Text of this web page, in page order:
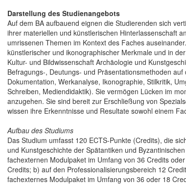
Darstellung des Studienangebots
Auf dem BA aufbauend eignen die Studierenden sich
ihrer materiellen und künstlerischen Hinterlassenschaft
umrissenen Themen im Kontext des Faches
künstlerischer und ikonographischer Merkmale und in
Kultur- und Bildwissenschaft Archäologie und
Befragungs-, Deutungs- und Präsentationsmethoden
Dokumentation, Werkanalyse, Ikonographie, Stilkritik,
Schreiben, Mediendidaktik). Sie vermögen Lücken im
anzugehen. Sie sind bereit zur Erschließung von
wissen ihre Erkenntnisse und Resultate sowohl einem
Aufbau des Studiums
Das Studium umfasst 120 ECTS-Punkte (Credits), die
und Kunstgeschichte der Spätantiken und
fachexternen Modulpaket im Umfang von 36 Credits
Credits; b) auf den Professionalisierungsbereich 12
fachexternes Modulpaket im Umfang von 36 oder 18